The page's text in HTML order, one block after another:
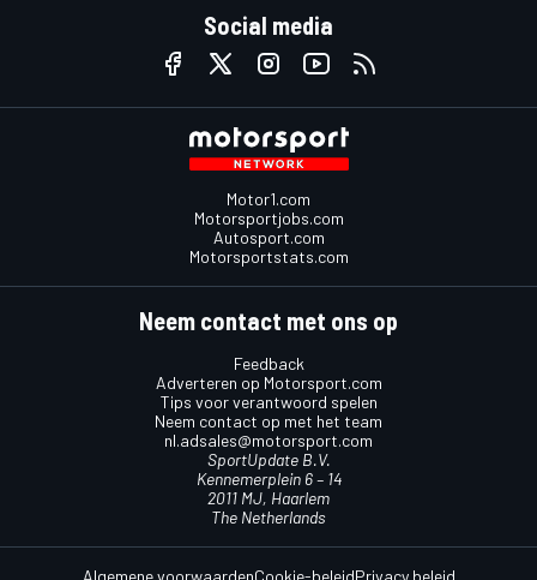
Social media
Motor1.com
Motorsportjobs.com
Autosport.com
Motorsportstats.com
Neem contact met ons op
Feedback
Adverteren op Motorsport.com
Tips voor verantwoord spelen
Neem contact op met het team
nl.adsales@motorsport.com
SportUpdate B.V.
Kennemerplein 6 – 14
2011 MJ, Haarlem
The Netherlands
Algemene voorwaardenCookie-beleidPrivacy beleid